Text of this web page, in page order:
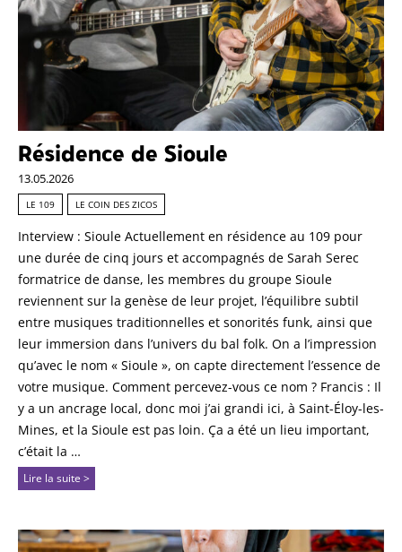
Résidence de Sioule
13.05.2026
LE 109 LE COIN DES ZICOS
Interview : Sioule Actuellement en résidence au 109 pour
une durée de cinq jours et accompagnés de Sarah Serec
formatrice de danse, les membres du groupe Sioule
reviennent sur la genèse de leur projet, l’équilibre subtil
entre musiques traditionnelles et sonorités funk, ainsi que
leur immersion dans l’univers du bal folk. On a l’impression
qu’avec le nom « Sioule », on capte directement l’essence de
votre musique. Comment percevez-vous ce nom ? Francis : Il
y a un ancrage local, donc moi j’ai grandi ici, à Saint-Éloy-les-
Mines, et la Sioule est pas loin. Ça a été un lieu important,
c’était la …
Lire la suite >